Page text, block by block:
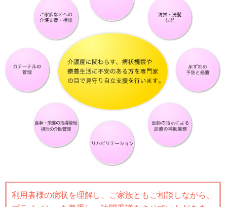
利用者様の病状を理解し、ご家族ともご相談しながら、